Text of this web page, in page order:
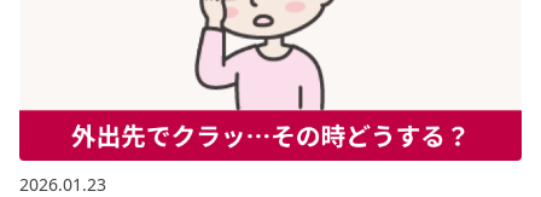
2026.01.23